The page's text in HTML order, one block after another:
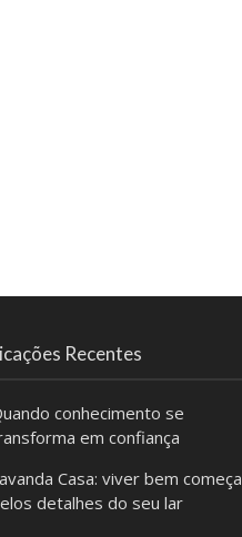
Recentes
conhecimento se
em confiança
Casa: viver bem começa
detalhes do seu lar